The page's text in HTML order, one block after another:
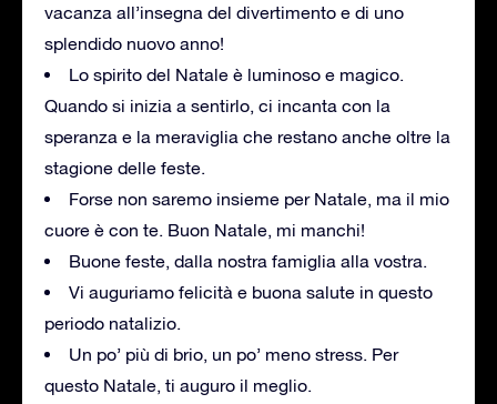
vacanza all’insegna del divertimento e di uno
splendido nuovo anno!
Lo spirito del Natale è luminoso e magico.
Quando si inizia a sentirlo, ci incanta con la
speranza e la meraviglia che restano anche oltre la
stagione delle feste.
Forse non saremo insieme per Natale, ma il mio
cuore è con te. Buon Natale, mi manchi!
Buone feste, dalla nostra famiglia alla vostra.
Vi auguriamo felicità e buona salute in questo
periodo natalizio.
Un po’ più di brio, un po’ meno stress. Per
questo Natale, ti auguro il meglio.